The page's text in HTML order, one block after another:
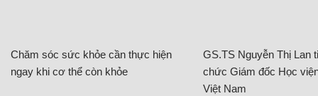
Chăm sóc sức khỏe cần thực hiện
ngay khi cơ thể còn khỏe
GS.TS Nguyễn Thị Lan
chức Giám đốc Học
Việt Nam